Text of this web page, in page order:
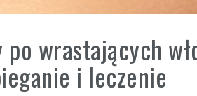
po wrastających
i leczenie